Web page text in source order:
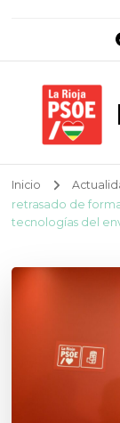
Inicio
retrasado de
tecnologías del